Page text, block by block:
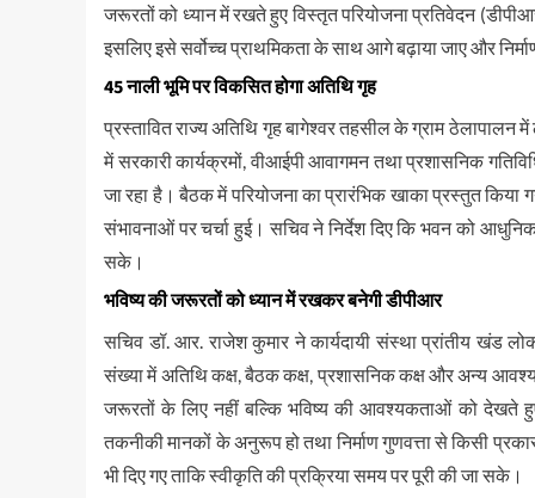
जरूरतों को ध्यान में रखते हुए विस्तृत परियोजना प्रतिवेदन
इसलिए इसे सर्वोच्च प्राथमिकता के साथ आगे बढ़ाया जाए और
45 नाली भूमि पर विकसित होगा अतिथि गृह
प्रस्तावित राज्य अतिथि गृह बागेश्वर तहसील के ग्राम ठेलापालन
में सरकारी कार्यक्रमों, वीआईपी आवागमन तथा प्रशासनिक
जा रहा है। बैठक में परियोजना का प्रारंभिक खाका प्रस्तुत
संभावनाओं पर चर्चा हुई। सचिव ने निर्देश दिए कि भवन को
सके।
भविष्य की जरूरतों को ध्यान में रखकर बनेगी डीपीआर
सचिव डॉ. आर. राजेश कुमार ने कार्यदायी संस्था प्रांतीय खंड लोक
संख्या में अतिथि कक्ष, बैठक कक्ष, प्रशासनिक कक्ष और अन्य
जरूरतों के लिए नहीं बल्कि भविष्य की आवश्यकताओं को देखते हुए
तकनीकी मानकों के अनुरूप हो तथा निर्माण गुणवत्ता से किसी
भी दिए गए ताकि स्वीकृति की प्रक्रिया समय पर पूरी की जा सके।